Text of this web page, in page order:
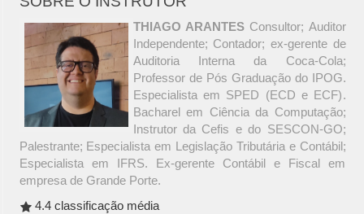
THIAGO ARANTESConsultor; Auditor
Independente; Contador; ex-gerente de
Auditoria Interna da Coca-Cola;
Professor de Pós Graduação do IPOG.
Especialista em SPED (ECD e ECF).
Bacharel em Ciência da Computação;
Instrutor da Cefis e do SESCON-GO;
Palestrante; Especialista em Legislação Tributária e Contábil;
Especialista em IFRS. Ex-gerente Contábil e Fiscal em
empresa de Grande Porte.
4.4 classificação média